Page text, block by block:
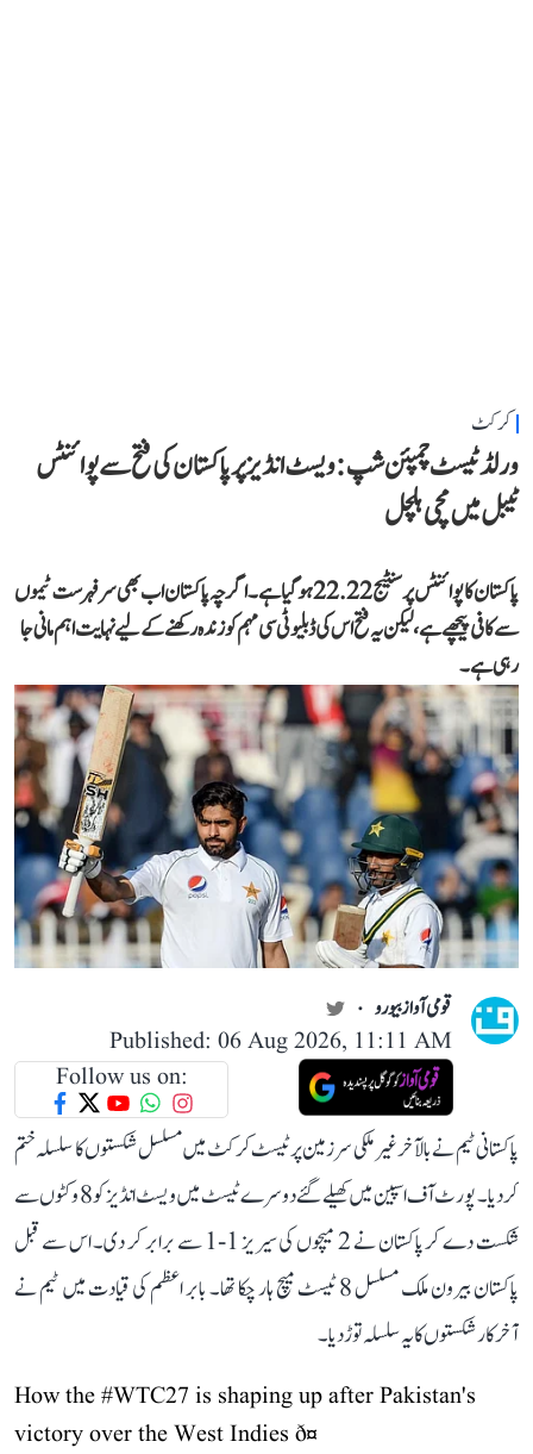
کرکٹ
ورلڈ ٹیسٹ چمپئن شپ: ویسٹ انڈیز پر پاکستان کی فتح سے پوائنٹس
ٹیبل میں مچی ہلچل
پاکستان کا پوائنٹس پرسنٹیج 22.22 ہو گیا ہے۔ اگرچہ پاکستان اب بھی سرفہرست ٹیموں
سے کافی پیچھے ہے، لیکن یہ فتح اس کی ڈبلیو ٹی سی مہم کو زندہ رکھنے کے لیے نہایت اہم مانی جا
رہی ہے۔
قومی آواز بیورو
Published: 06 Aug 2026, 11:11 AM
Follow us on:
پاکستانی ٹیم نے بالآخر غیر ملکی سرزمین پر ٹیسٹ کرکٹ میں مسلسل شکستوں کا سلسلہ ختم
کر دیا۔ پورٹ آف اسپین میں کھیلے گئے دوسرے ٹیسٹ میں ویسٹ انڈیز کو 8 وکٹوں سے
شکست دے کر پاکستان نے 2 میچوں کی سیریز 1-1 سے برابر کر دی۔ اس سے قبل
پاکستان بیرون ملک مسلسل 8 ٹیسٹ میچ ہار چکا تھا۔ بابر اعظم کی قیادت میں ٹیم نے
آخرکار شکستوں کا یہ سلسلہ توڑ دیا۔
How the#WTC27 is shaping up after Pakistan's
victory over the West Indies ð¤